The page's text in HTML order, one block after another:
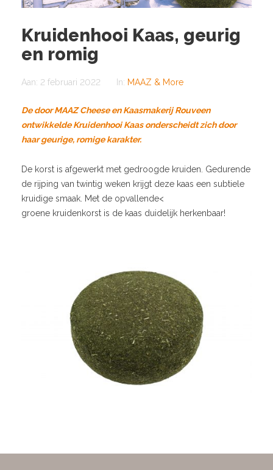
Kruidenhooi Kaas, geurig
en romig
Aan: 2 februari 2022 In: MAAZ & More
De door MAAZ Cheese en Kaasmakerij Rouveen
ontwikkelde Kruidenhooi Kaas onderscheidt zich door
haar geurige, romige karakter.
De korst is afgewerkt met gedroogde kruiden. Gedurende
de rijping van twintig weken krijgt deze kaas een subtiele
kruidige smaak. Met de opvallende<
groene kruidenkorst is de kaas duidelijk herkenbaar!